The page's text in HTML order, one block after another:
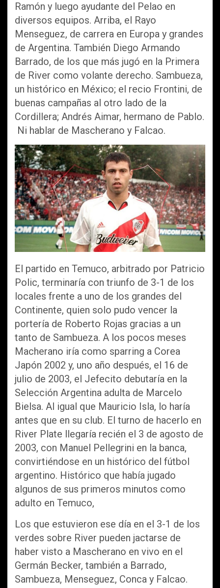
Ramón y luego ayudante del Pelao en
diversos equipos. Arriba, el Rayo
Menseguez, de carrera en Europa y grandes
de Argentina. También Diego Armando
Barrado, de los que más jugó en la Primera
de River como volante derecho. Sambueza,
un histórico en México; el recio Frontini, de
buenas campañas al otro lado de la
Cordillera; Andrés Aimar, hermano de Pablo.
Ni hablar de Mascherano y Falcao.
El partido en Temuco, arbitrado por Patricio
Polic, terminaría con triunfo de 3-1 de los
locales frente a uno de los grandes del
Continente, quien solo pudo vencer la
portería de Roberto Rojas gracias a un
tanto de Sambueza. A los pocos meses
Macherano iría como sparring a Corea
Japón 2002 y, uno año después, el 16 de
julio de 2003, el Jefecito debutaría en la
Selección Argentina adulta de Marcelo
Bielsa. Al igual que Mauricio Isla, lo haría
antes que en su club. El turno de hacerlo en
River Plate llegaría recién el 3 de agosto de
2003, con Manuel Pellegrini en la banca,
convirtiéndose en un histórico del fútbol
argentino. Histórico que había jugado
algunos de sus primeros minutos como
adulto en Temuco,
Los que estuvieron ese día en el 3-1 de los
verdes sobre River pueden jactarse de
haber visto a Mascherano en vivo en el
Germán Becker, también a Barrado,
Sambueza, Menseguez, Conca y Falcao.